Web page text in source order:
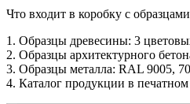
Что входит в коробку с
1. Образцы древесины: 3
2. Образцы архитектурного
3. Образцы металла: RAL 9005,
4. Каталог продукции в